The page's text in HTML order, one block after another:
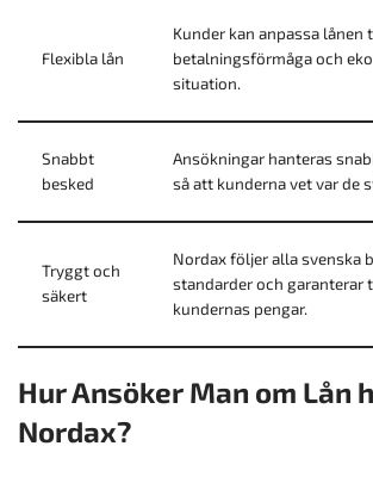
Flexibla lån
Kunder kan anpassa lånen
betalningsförmåga och
situation.
Snabbt
besked
Ansökningar hanteras
så att kunderna vet var de
Tryggt och
säkert
Nordax följer alla svenska
standarder och garanterar
kundernas pengar.
Hur Ansöker Man om Lån
Nordax?